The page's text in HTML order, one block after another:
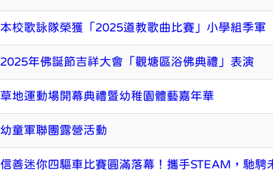
本校歌詠隊榮獲「2025道教歌曲比賽」小學組季軍
2025年佛誕節吉祥大會「觀塘區浴佛典禮」表演
草地運動場開幕典禮暨幼稚園體藝嘉年華
幼童軍聯團露營活動
信善迷你四驅車比賽圓滿落幕！攜手STEAM，馳騁